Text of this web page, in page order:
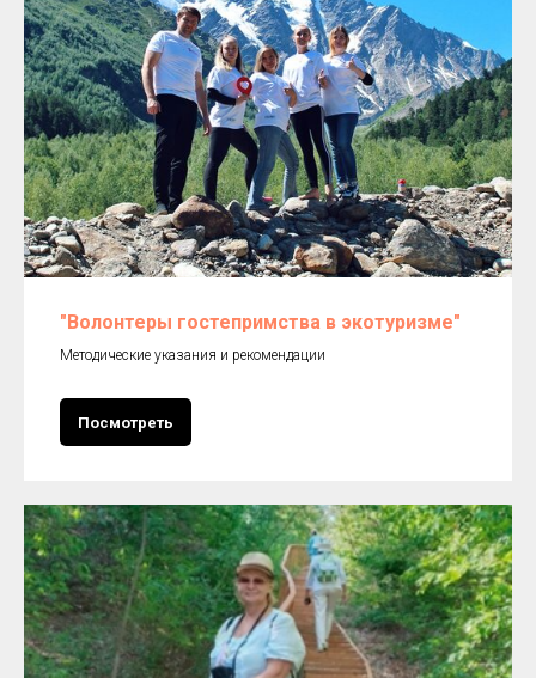
"Волонтеры гостепримства в экотуризме"
Методические указания и рекомендации
Посмотреть